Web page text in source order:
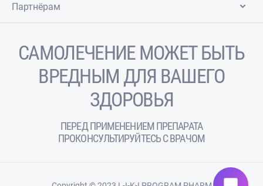
Партнёрам
САМОЛЕЧЕНИЕ МОЖЕТ БЫТЬ
ВРЕДНЫМ ДЛЯ ВАШЕГО
ЗДОРОВЬЯ
ПЕРЕД ПРИМЕНЕНИЕМ ПРЕПАРАТА
ПРОКОНСУЛЬТИРУЙТЕСЬ С ВРАЧОМ